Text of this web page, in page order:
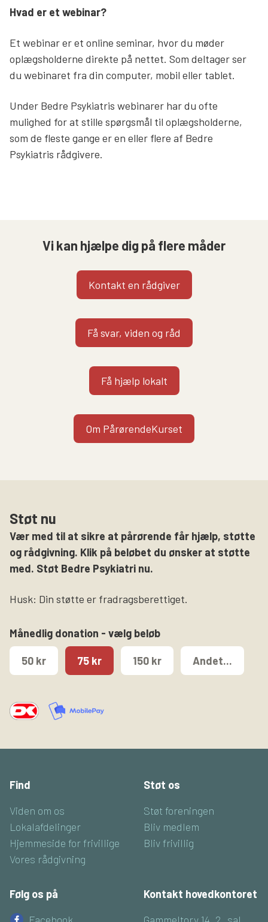
Hvad er et webinar?
Et webinar er et online seminar, hvor du møder
oplægsholderne direkte på nettet. Som deltager ser
du webinaret fra din computer, mobil eller tablet.
Under Bedre Psykiatris webinarer har du ofte
mulighed for at stille spørgsmål til oplægsholderne,
som de fleste gange er en eller flere af Bedre
Psykiatris rådgivere.
Vi kan hjælpe dig på flere måder
Kontakt en rådgiver
Få svar, viden og råd
Få hjælp lokalt
Om PårørendeKurset
Støt nu
Vær med til at sikre at pårørende får hjælp, støtte
og rådgivning. Klik på beløbet du ønsker at støtte
med. Støt Bedre Psykiatri nu.
Husk: Din støtte er fradragsberettiget.
Månedlig donation - vælg beløb
50 kr 75 kr 150 kr Andet...
Find
Viden om os
Lokalafdelinger
Hjemmeside for frivillige
Vores rådgivning
Støt os
Støt foreningen
Bliv medlem
Bliv frivillig
Følg os på
Kontakt hovedkontoret